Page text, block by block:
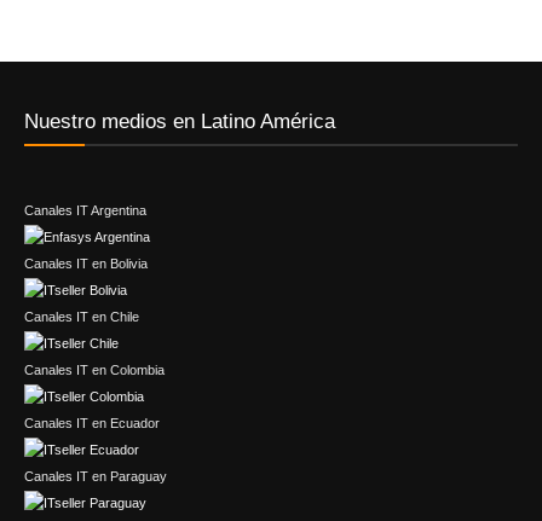
Nuestro medios en Latino América
Canales IT Argentina
Canales IT en Bolivia
Canales IT en Chile
Canales IT en Colombia
Canales IT en Ecuador
Canales IT en Paraguay